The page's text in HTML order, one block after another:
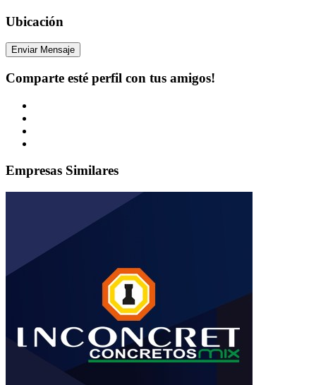
Ubicación
Enviar Mensaje
Comparte esté perfil con tus amigos!
Empresas Similares